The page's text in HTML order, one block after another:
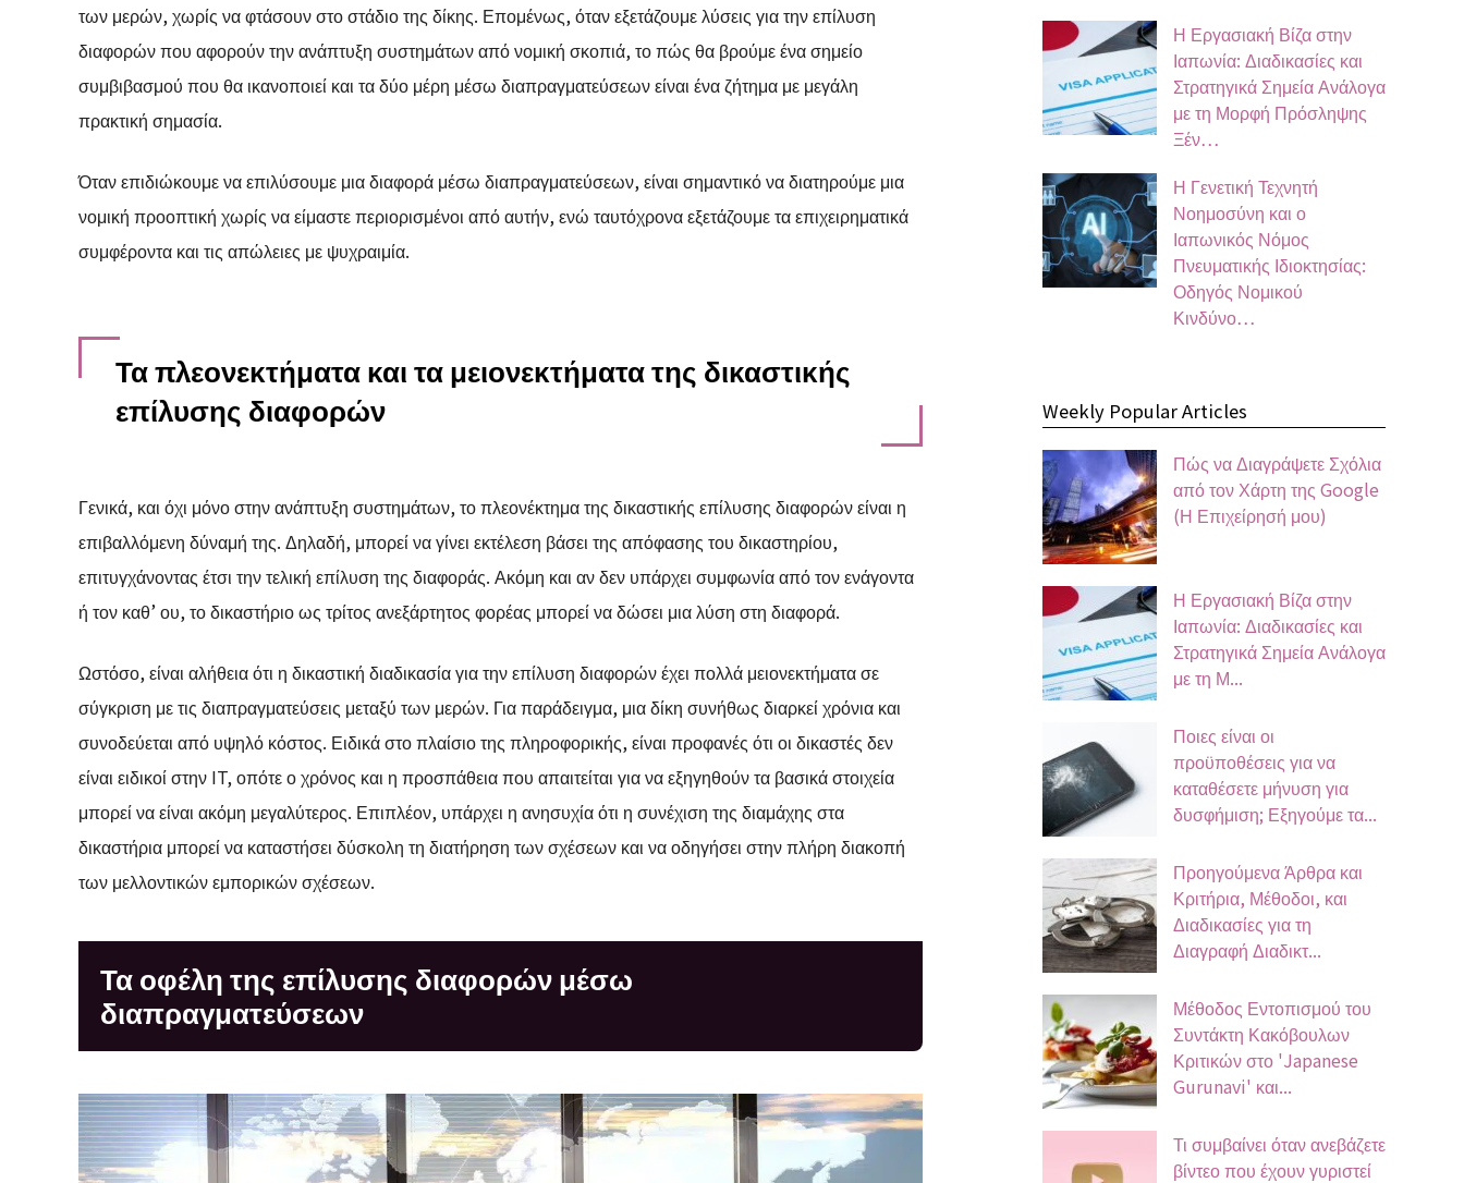
των μερών, χωρίς να φτάσουν στο στάδιο της δίκης. Επομένως, όταν εξετάζουμε λύσεις για την επίλυση
διαφορών που αφορούν την ανάπτυξη συστημάτων από νομική σκοπιά, το πώς θα βρούμε ένα σημείο
συμβιβασμού που θα ικανοποιεί και τα δύο μέρη μέσω διαπραγματεύσεων είναι ένα ζήτημα με μεγάλη
πρακτική σημασία.
Όταν επιδιώκουμε να επιλύσουμε μια διαφορά μέσω διαπραγματεύσεων, είναι σημαντικό να διατηρούμε μια
νομική προοπτική χωρίς να είμαστε περιορισμένοι από αυτήν, ενώ ταυτόχρονα εξετάζουμε τα επιχειρηματικά
συμφέροντα και τις απώλειες με ψυχραιμία.
Τα πλεονεκτήματα και τα μειονεκτήματα της δικαστικής
επίλυσης διαφορών
Γενικά, και όχι μόνο στην ανάπτυξη συστημάτων, το πλεονέκτημα της δικαστικής επίλυσης διαφορών είναι η
επιβαλλόμενη δύναμή της. Δηλαδή, μπορεί να γίνει εκτέλεση βάσει της απόφασης του δικαστηρίου,
επιτυγχάνοντας έτσι την τελική επίλυση της διαφοράς. Ακόμη και αν δεν υπάρχει συμφωνία από τον ενάγοντα
ή τον καθ’ ου, το δικαστήριο ως τρίτος ανεξάρτητος φορέας μπορεί να δώσει μια λύση στη διαφορά.
Ωστόσο, είναι αλήθεια ότι η δικαστική διαδικασία για την επίλυση διαφορών έχει πολλά μειονεκτήματα σε
σύγκριση με τις διαπραγματεύσεις μεταξύ των μερών. Για παράδειγμα, μια δίκη συνήθως διαρκεί χρόνια και
συνοδεύεται από υψηλό κόστος. Ειδικά στο πλαίσιο της πληροφορικής, είναι προφανές ότι οι δικαστές δεν
είναι ειδικοί στην IT, οπότε ο χρόνος και η προσπάθεια που απαιτείται για να εξηγηθούν τα βασικά στοιχεία
μπορεί να είναι ακόμη μεγαλύτερος. Επιπλέον, υπάρχει η ανησυχία ότι η συνέχιση της διαμάχης στα
δικαστήρια μπορεί να καταστήσει δύσκολη τη διατήρηση των σχέσεων και να οδηγήσει στην πλήρη διακοπή
των μελλοντικών εμπορικών σχέσεων.
Τα οφέλη της επίλυσης διαφορών μέσω
διαπραγματεύσεων
Η Εργασιακή Βίζα στην
Ιαπωνία: Διαδικασίες και
Στρατηγικά Σημεία Ανάλογα
με τη Μορφή Πρόσληψης
Ξέν…
Η Γενετική Τεχνητή
Νοημοσύνη και ο
Ιαπωνικός Νόμος
Πνευματικής Ιδιοκτησίας:
Οδηγός Νομικού
Κινδύνο…
Weekly Popular Articles
Πώς να Διαγράψετε Σχόλια
από τον Χάρτη της Google
(Η Επιχείρησή μου)
Η Εργασιακή Βίζα στην
Ιαπωνία: Διαδικασίες και
Στρατηγικά Σημεία Ανάλογα
με τη Μ...
Ποιες είναι οι
προϋποθέσεις για να
καταθέσετε μήνυση για
δυσφήμιση; Εξηγούμε τα...
Προηγούμενα Άρθρα και
Κριτήρια, Μέθοδοι, και
Διαδικασίες για τη
Διαγραφή Διαδικτ...
Μέθοδος Εντοπισμού του
Συντάκτη Κακόβουλων
Κριτικών στο 'Japanese
Gurunavi' και...
Τι συμβαίνει όταν ανεβάζετε
βίντεο που έχουν γυριστεί